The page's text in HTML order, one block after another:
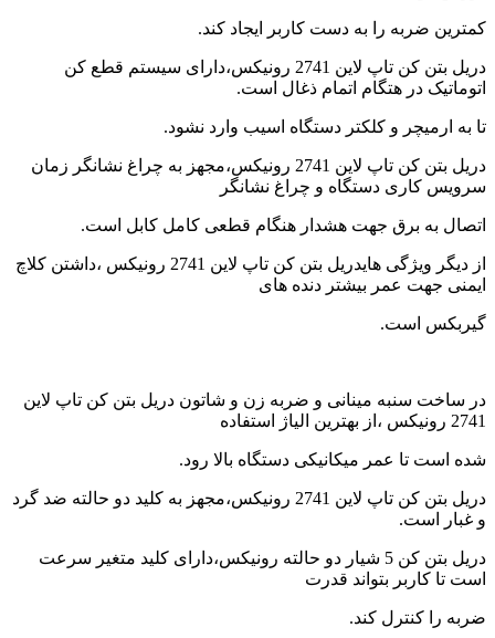
کمترین ضربه را به دست کاربر ایجاد کند.
دریل بتن کن تاپ لاین 2741 رونیکس،دارای سیستم قطع کن
اتوماتیک در هتگام اتمام ذغال است.
تا به ارمیچر و کلکتر دستگاه اسیب وارد نشود.
دریل بتن کن تاپ لاین 2741 رونیکس،مجهز به چراغ نشانگر زمان
سرویس کاری دستگاه و چراغ نشانگر
اتصال به برق جهت هشدار هنگام قطعی کامل کابل است.
از دیگر ویژگی هایدریل بتن کن تاپ لاین 2741 رونیکس ،داشتن کلاچ
ایمنی جهت عمر بیشتر دنده های
گیربکس است.
در ساخت سنبه مینانی و ضربه زن و شاتون دریل بتن کن تاپ لاین
2741 رونیکس ،از بهترین الیاژ استفاده
شده است تا عمر میکانیکی دستگاه بالا رود.
دریل بتن کن تاپ لاین 2741 رونیکس،مجهز به کلید دو حالته ضد گرد
و غبار است.
دریل بتن کن 5 شیار دو حالته رونیکس،دارای کلید متغیر سرعت
است تا کاربر بتواند قدرت
ضربه را کنترل کند.